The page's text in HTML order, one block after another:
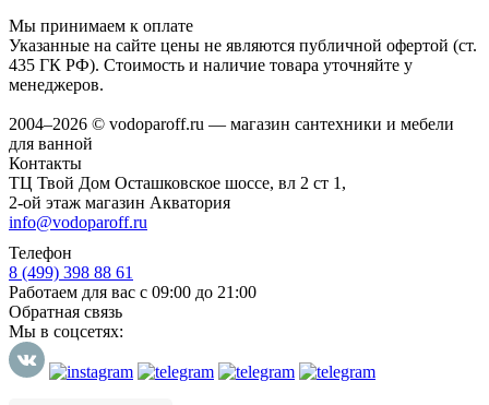
Мы принимаем к оплате
Указанные на сайте цены не являются публичной офертой (ст.
435 ГК РФ). Стоимость и наличие товара уточняйте у
менеджеров.
2004–2026 © vodoparoff.ru — магазин сантехники и мебели
для ванной
Контакты
ТЦ Твой Дом Осташковское шоссе, вл 2 ст 1,
2-ой этаж магазин Акватория
info@vodoparoff.ru
Телефон
8 (499) 398 88 61
Работаем для вас с 09:00 до 21:00
Обратная связь
Мы в соцсетях: